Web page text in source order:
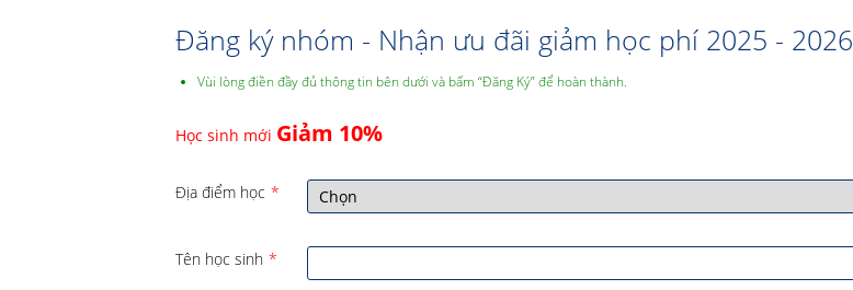
Đăng ký nhóm - Nhận ưu đãi giảm học phí 2025 - 2026
Vùi lòng điền đầy đủ thông tin bên dưới và bấm “Đăng Ký” để hoàn thành.
Học sinh mới Giảm 10%
Địa điểm học *
Tên học sinh *